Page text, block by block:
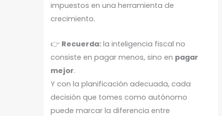
impuestos en una herramienta de
crecimiento.
👉 Recuerda: la inteligencia fiscal no
consiste en pagar menos, sino en pagar
mejor.
Y con la planificación adecuada, cada
decisión que tomes como autónomo
puede marcar la diferencia entre